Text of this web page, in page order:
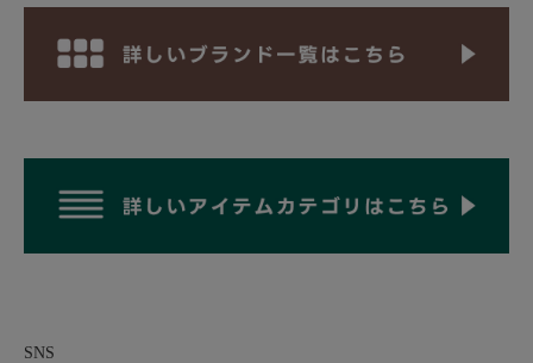
SNS